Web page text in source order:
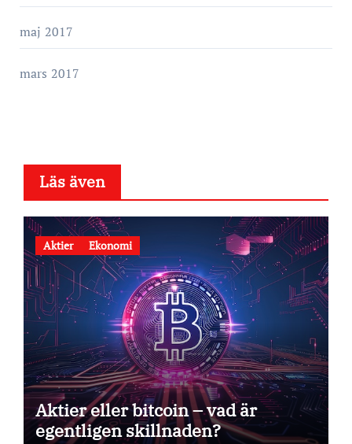
maj 2017
mars 2017
Läs även
Aktier Ekonomi
Aktier eller bitcoin – vad är
egentligen skillnaden?